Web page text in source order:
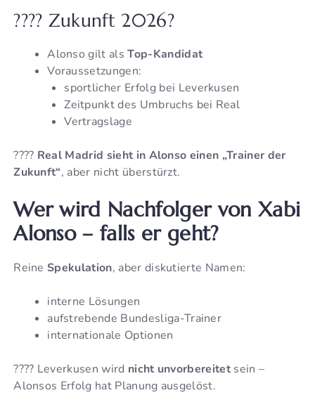
???? Zukunft 2026?
Alonso gilt alsTop-Kandidat
Voraussetzungen:
sportlicher Erfolg bei Leverkusen
Zeitpunkt des Umbruchs bei Real
Vertragslage
???? Real Madrid sieht in Alonso einen „Trainer der
Zukunft“, aber nicht überstürzt.
Wer wird Nachfolger von Xabi
Alonso – falls er geht?
Reine Spekulation, aber diskutierte Namen:
interne Lösungen
aufstrebende Bundesliga-Trainer
internationale Optionen
???? Leverkusen wird nicht unvorbereitet sein –
Alonsos Erfolg hat Planung ausgelöst.